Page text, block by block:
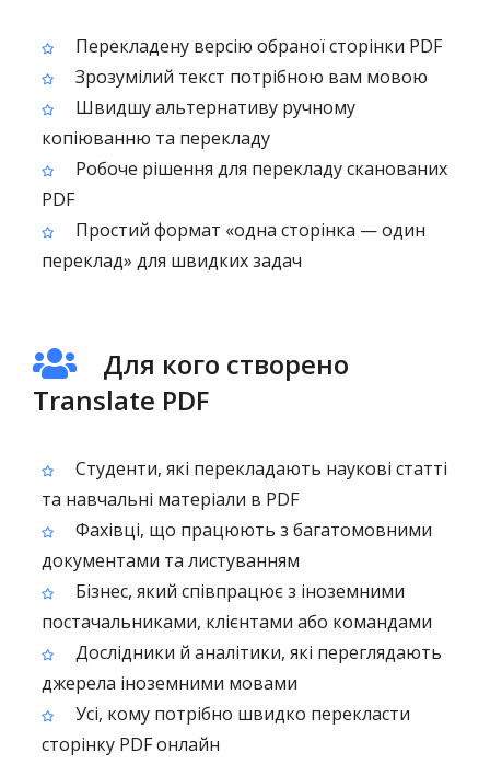
Перекладену версію обраної сторінки PDF
Зрозумілий текст потрібною вам мовою
Швидшу альтернативу ручному
копіюванню та перекладу
Робоче рішення для перекладу сканованих
PDF
Простий формат «одна сторінка — один
переклад» для швидких задач
Для кого створено
Translate PDF
Студенти, які перекладають наукові статті
та навчальні матеріали в PDF
Фахівці, що працюють з багатомовними
документами та листуванням
Бізнес, який співпрацює з іноземними
постачальниками, клієнтами або командами
Дослідники й аналітики, які переглядають
джерела іноземними мовами
Усі, кому потрібно швидко перекласти
сторінку PDF онлайн